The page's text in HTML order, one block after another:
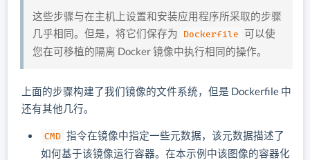
这些步骤与在主机上设置和安装应用程序所采取的步骤
几乎相同。但是，将它们保存为 Dockerfile 可以使
您在可移植的隔离 Docker 镜像中执行相同的操作。
上面的步骤构建了我们镜像的文件系统，但是 Dockerfile 中
还有其他几行。
CMD 指令在镜像中指定一些元数据，该元数据描述了
如何基于该镜像运行容器。在本示例中该图像的容器化